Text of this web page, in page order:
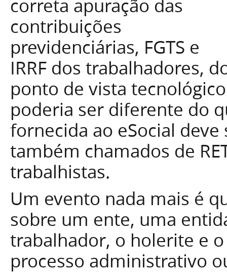
correta apuração das
contribuições
previdenciárias, FGTS e
IRRF dos trabalhadores,
ponto de vista
poderia ser diferente do
fornecida ao eSocial
também chamados de
trabalhistas.
Um evento nada mais é
sobre um ente, uma
trabalhador, o holerite e
processo administrativo